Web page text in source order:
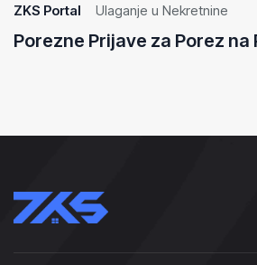
ZKS Portal Ulaganje u Nekretnine